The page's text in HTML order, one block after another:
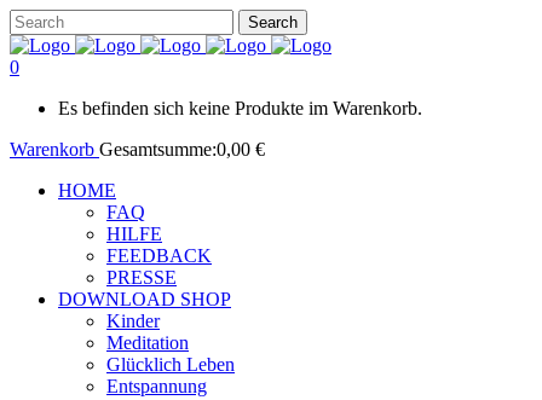
0
Es befinden sich keine Produkte im Warenkorb.
Warenkorb Gesamtsumme:0,00 €
HOME
FAQ
HILFE
FEEDBACK
PRESSE
DOWNLOAD SHOP
Kinder
Meditation
Glücklich Leben
Entspannung